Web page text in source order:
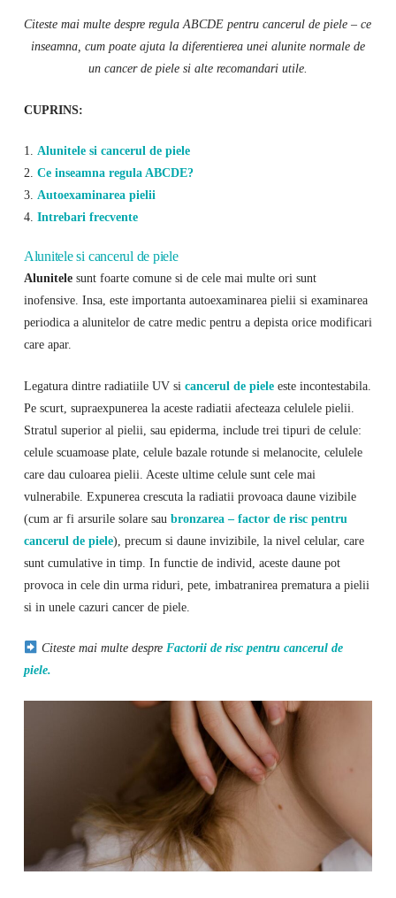
Citeste mai multe despre regula ABCDE pentru cancerul de piele – ce
inseamna, cum poate ajuta la diferentierea unei alunite normale de
un cancer de piele si alte recomandari utile.
CUPRINS:
1. Alunitele si cancerul de piele
2. Ce inseamna regula ABCDE?
3. Autoexaminarea pielii
4. Intrebari frecvente
Alunitele si cancerul de piele
Alunitelesunt foarte comune si de cele mai multe ori sunt
inofensive. Insa, este importanta autoexaminarea pielii si examinarea
periodica a alunitelor de catre medic pentru a depista orice modificari
care apar.
Legatura dintre radiatiile UV si cancerul de piele este incontestabila.
Pe scurt, supraexpunerea la aceste radiatii afecteaza celulele pielii.
Stratul superior al pielii, sau epiderma, include trei tipuri de celule:
celule scuamoase plate, celule bazale rotunde si melanocite, celulele
care dau culoarea pielii. Aceste ultime celule sunt cele mai
vulnerabile. Expunerea crescuta la radiatii provoaca daune vizibile
(cum ar fi arsurile solare sau bronzarea – factor de risc pentru
cancerul de piele), precum si daune invizibile, la nivel celular, care
sunt cumulative in timp. In functie de individ, aceste daune pot
provoca in cele din urma riduri, pete, imbatranirea prematura a pielii
si in unele cazuri cancer de piele.
Citeste mai multe despre Factorii de risc pentru cancerul de
piele.